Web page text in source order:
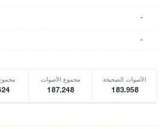
-
-
مجموع مجموع الأصوات
187.248
الأصوات الصحيحة
183.958